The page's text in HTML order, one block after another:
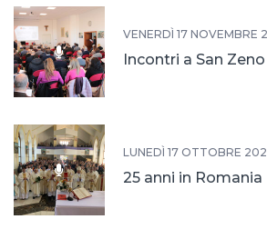
VENERDÌ 17 NOVEMBRE
Incontri a San
LUNEDÌ 17 OTTOBRE
25 anni in Romania